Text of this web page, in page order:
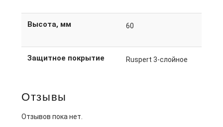
Высота, мм 60
Защитное покрытие Ruspert 3-слойное
Отзывы
Отзывов пока нет.